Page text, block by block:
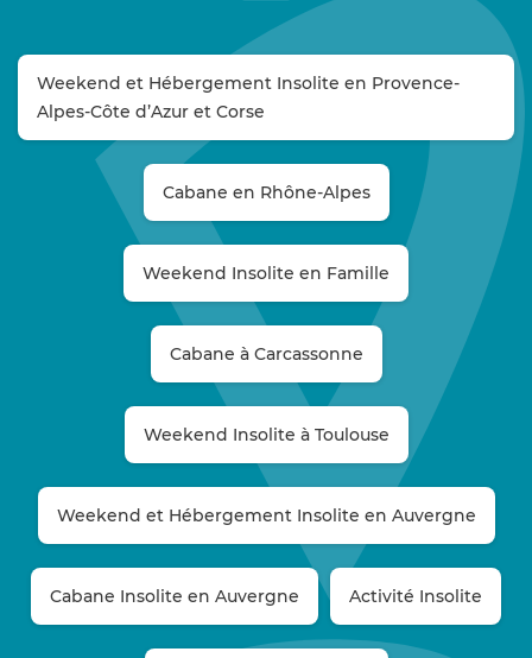
Weekend et Hébergement Insolite en Provence-
Alpes-Côte d’Azur et Corse
Cabane en Rhône-Alpes
Weekend Insolite en Famille
Cabane à Carcassonne
Weekend Insolite à Toulouse
Weekend et Hébergement Insolite en Auvergne
Cabane Insolite en Auvergne Activité Insolite